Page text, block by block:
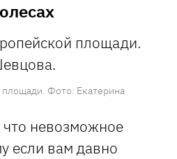
Фото: Екатерина
невозможное
если вам давно